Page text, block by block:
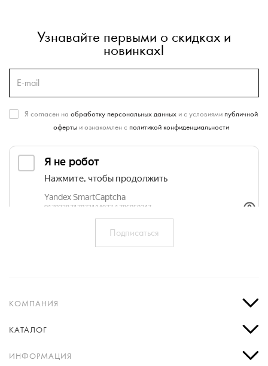
Узнавайте первыми о скидках и
новинках!
Я согласен на обработку персональных данныхи с условиями публичной
офертыи ознакомлен с политикой конфиденциальности
КОМПАНИЯ
КАТАЛОГ
ИНФОРМАЦИЯ